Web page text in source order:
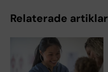
Relaterade artiklar